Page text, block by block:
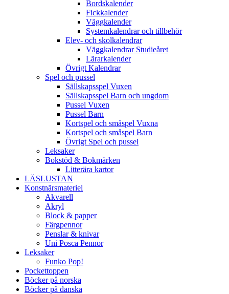
Bordskalender
Fickkalender
Väggkalender
Systemkalendrar och tillbehör
Elev- och skolkalendrar
Väggkalendrar Studieåret
Lärarkalender
Övrigt Kalendrar
Spel och pussel
Sällskapsspel Vuxen
Sällskapsspel Barn och ungdom
Pussel Vuxen
Pussel Barn
Kortspel och småspel Vuxna
Kortspel och småspel Barn
Övrigt Spel och pussel
Leksaker
Bokstöd & Bokmärken
Litterära kartor
LÄSLUSTAN
Konstnärsmateriel
Akvarell
Akryl
Block & papper
Färgpennor
Penslar & knivar
Uni Posca Pennor
Leksaker
Funko Pop!
Pockettoppen
Böcker på norska
Böcker på danska